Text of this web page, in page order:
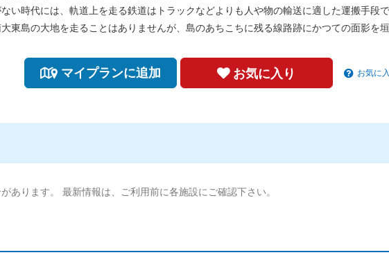
い時代には、軌道上を走る鉄道はトラックなどよりも人や物の輸送に適した運搬手段で
東島の大地を走ることはありませんが、島のあちこちに残る線路跡にかつての面影を
マイプランに追加 お気に入り お気に
あります。 最新情報は、ご利用前に各施設にご確認下さい。